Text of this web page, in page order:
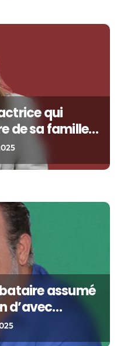
qui
de sa famille
assumé
d’avec